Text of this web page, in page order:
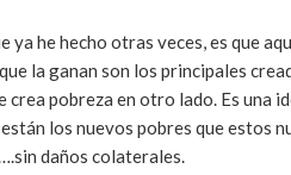
ya he hecho otras veces, es que
la ganan son los principales
crea pobreza en otro lado. Es una
los nuevos pobres que estos
daños colaterales.